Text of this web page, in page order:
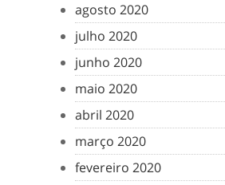
agosto 2020
julho 2020
junho 2020
maio 2020
abril 2020
março 2020
fevereiro 2020